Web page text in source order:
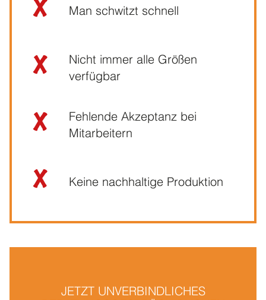
Man schwitzt schnell
Nicht immer alle Größen
verfügbar
Fehlende Akzeptanz bei
Mitarbeitern
Keine nachhaltige Produktion
JETZT UNVERBINDLICHES